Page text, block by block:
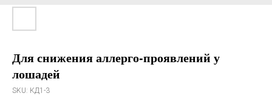
Для снижения аллерго-проявлений у
лошадей
SKU: КД1-3